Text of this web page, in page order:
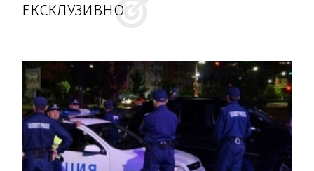
ЕКСКЛУЗИВНО